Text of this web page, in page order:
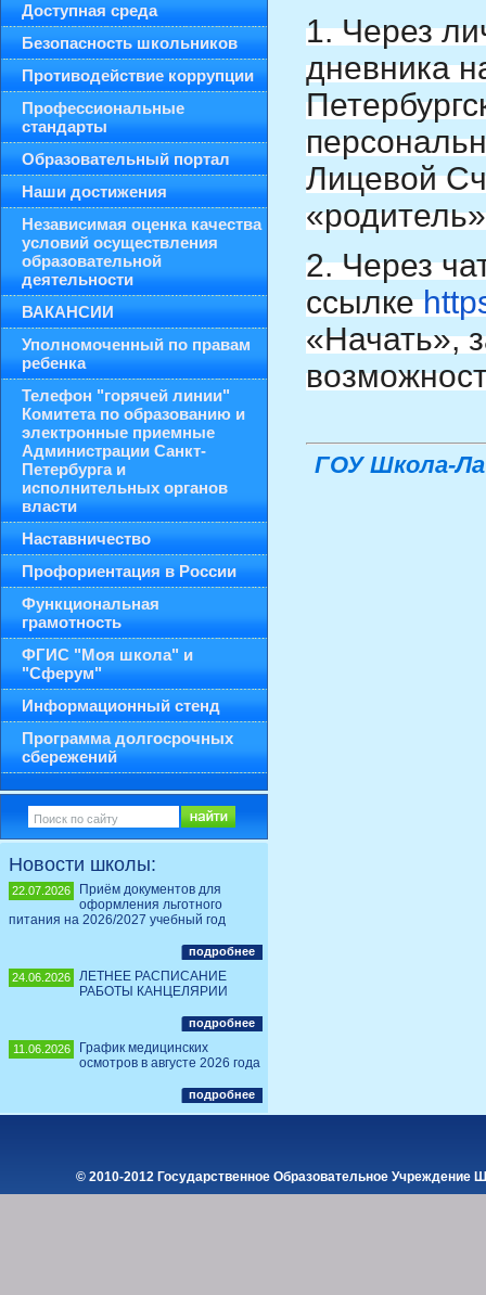
Доступная среда
Безопасность школьников
Противодействие коррупции
Профессиональные
стандарты
Образовательный портал
Наши достижения
Независимая оценка качества
условий осуществления
образовательной
деятельности
ВАКАНСИИ
Уполномоченный по правам
ребенка
Телефон "горячей линии"
Комитета по образованию и
электронные приемные
Администрации Санкт-
Петербурга и
исполнительных органов
власти
Наставничество
Профориентация в России
Функциональная
грамотность
ФГИС "Моя школа" и
"Сферум"
Информационный стенд
Программа долгосрочных
сбережений
Новости школы:
22.07.2026
Приём документов для
оформления льготного
питания на 2026/2027 учебный год
подробнее
24.06.2026
ЛЕТНЕЕ РАСПИСАНИЕ
РАБОТЫ КАНЦЕЛЯРИИ
подробнее
11.06.2026
График медицинских
осмотров в августе 2026 года
подробнее
1. Через
дневника
Лицевой
2. Через
ссылке
«Начать»,
ГОУ Школа-
© 2010-2012 Государственное Образовательное Учреждение